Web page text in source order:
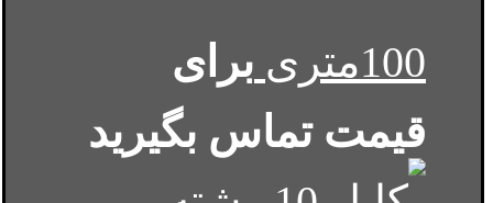
100متری
برای
قیمت تماس بگیرید